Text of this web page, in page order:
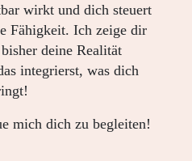
wirkt und dich steuert
Fähigkeit. Ich zeige dir
deine Realität
integrierst, was dich
mich dich zu begleiten!